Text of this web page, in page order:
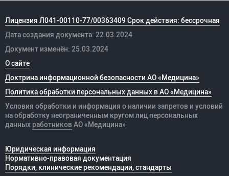
Лицензия Л041-00110-77/00363409 Срок действия: бессрочная
Дата создания документа: 22.03.2024
Документ изменён: 25.03.2024
О сайте
Доктрина информационной безопасности АО «Медицина»
Политика обработки персональных данных в АО «Медицина»
Условия обработки и информация о наличии запретов и условий
на обработку неограниченным кругом лиц персональных
данных работников АО «Медицина»
Юридическая информация
Нормативно-правовая документация
Порядки, клинические рекомендации, стандарты